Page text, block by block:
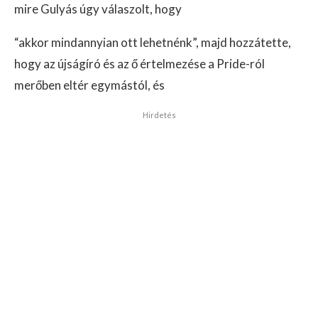
mire Gulyás úgy válaszolt, hogy
“akkor mindannyian ott lehetnénk”, majd hozzátette,
hogy az újságíró és az ő értelmezése a Pride-ról
merőben eltér egymástól, és
Hirdetés